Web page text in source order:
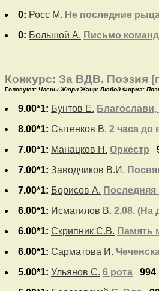
0: Росс М. Не последние
0: Большой А. Письмо
Конкурс: За ВДВ. Поэзия
Голосуют: Члены Жюри Жанр:Любой Форма:
9.00*1: Бунтов Е.
8.00*1: Сытенков В. 2 часа до
7.00*1: Манацков Н. Оркестр
7.00*1: Заводчиков В.И.
7.00*1: Борисов А.
6.00*1: Исмагилов В. 2.08. (На
6.00*1: Скрипник С.В. Память
6.00*1: Сарматова И.
5.00*1: Ульянов С. 6 рота 994